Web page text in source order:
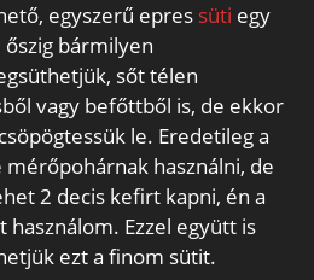
egyszerű epres süti egy
bármilyen
sőt télen
vagy befőttből is, de ekkor
le. Eredetileg a
használni, de
2 decis kefirt kapni, én a
Ezzel együtt is
ezt a finom sütit.